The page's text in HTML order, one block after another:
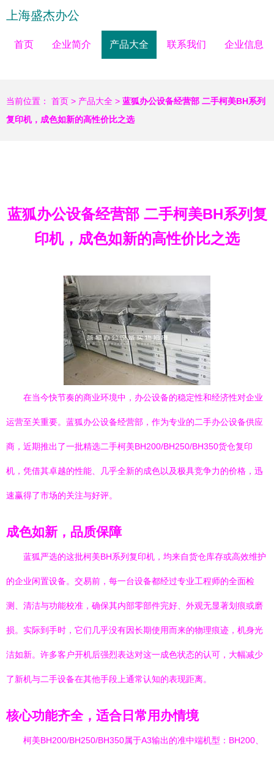
上海盛杰办公
首页 企业简介 产品大全 联系我们 企业信息
当前位置： 首页 > 产品大全 > 蓝狐办公设备经营部 二手柯美BH系列
复印机，成色如新的高性价比之选
蓝狐办公设备经营部 二手柯美BH系列复
印机，成色如新的高性价比之选
在当今快节奏的商业环境中，办公设备的稳定性和经济性对企业
运营至关重要。蓝狐办公设备经营部，作为专业的二手办公设备供应
商，近期推出了一批精选二手柯美BH200/BH250/BH350货仓复印
机，凭借其卓越的性能、几乎全新的成色以及极具竞争力的价格，迅
速赢得了市场的关注与好评。
成色如新，品质保障
蓝狐严选的这批柯美BH系列复印机，均来自货仓库存或高效维护
的企业闲置设备。交易前，每一台设备都经过专业工程师的全面检
测、清洁与功能校准，确保其内部零部件完好、外观无显著划痕或磨
损。实际到手时，它们几乎没有因长期使用而来的物理痕迹，机身光
洁如新。许多客户开机后强烈表达对这一成色状态的认可，大幅减少
了新机与二手设备在其他手段上通常认知的表现距离。
核心功能齐全，适合日常用办情境
柯美BH200/BH250/BH350属于A3输出的准中端机型：BH200、